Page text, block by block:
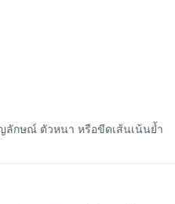
ลักษณ์ ตัวหนา หรือขีดเส้นเน้นย้ำ